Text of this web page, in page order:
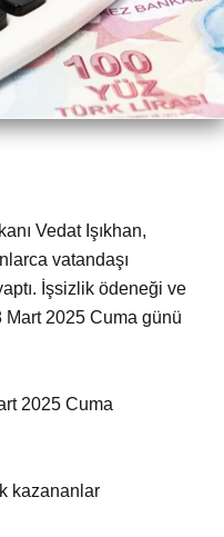
Vedat Işıkhan,
vatandaşı
İşsizlik ödeneği ve
Mart 2025 Cuma günü
2025 Cuma
kazananlar